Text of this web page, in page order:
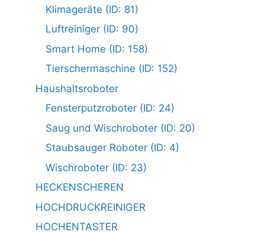
Klimageräte (ID: 81)
Luftreiniger (ID: 90)
Smart Home (ID: 158)
Tierschermaschine (ID: 152)
Haushaltsroboter
Fensterputzroboter (ID: 24)
Saug und Wischroboter (ID: 20)
Staubsauger Roboter (ID: 4)
Wischroboter (ID: 23)
HECKENSCHEREN
HOCHDRUCKREINIGER
HOCHENTASTER